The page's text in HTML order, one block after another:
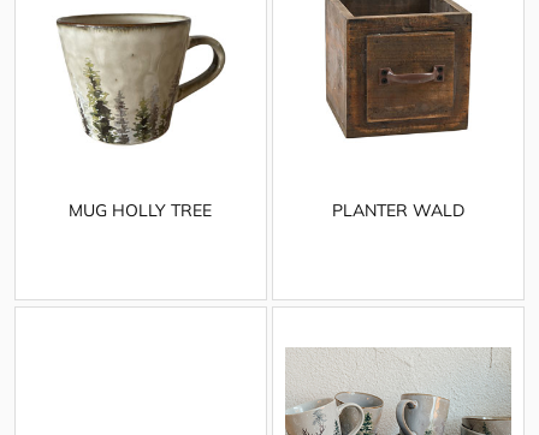
MUG HOLLY TREE PLANTER WALD